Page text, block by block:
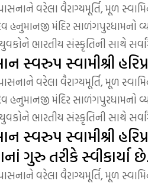
વરેલા વૈરાગ્યમૂર્તિ, મૂળ
મંદિર સાળંગપુરધામનો
ભારતીય સંસ્કૃતિની સાથે
સ્વરુપ સ્વામીશ્રી
વરેલા વૈરાગ્યમૂર્તિ, મૂળ
મંદિર સાળંગપુરધામનો
ભારતીય સંસ્કૃતિની સાથે
સ્વરુપ સ્વામીશ્રી
ગુરુ તરીકે સ્વીકાર્યા
વરેલા વૈરાગ્યમૂર્તિ, મૂળ